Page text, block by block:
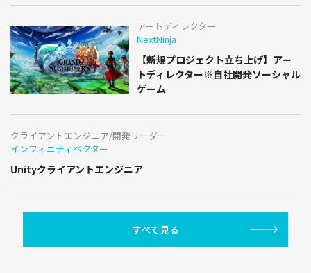
アートディレクター
NextNinja
【新規プロジェクト立ち上げ】アー
トディレクター※自社開発ソーシャル
ゲーム
クライアントエンジニア/開発リーダー
インフィニティベクター
Unityクライアントエンジニア
すべて見る